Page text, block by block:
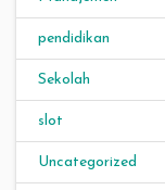
pendidikan
Sekolah
slot
Uncategorized